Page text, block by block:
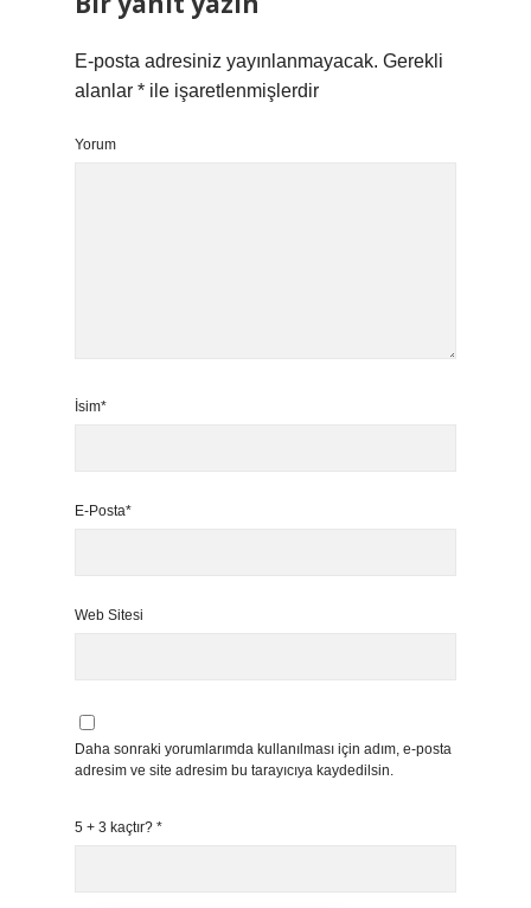
E-posta adresiniz yayınlanmayacak. Gerekli
alanlar * ile işaretlenmişlerdir
Yorum
İsim*
E-Posta*
Web Sitesi
Daha sonraki yorumlarımda kullanılması için adım, e-posta
adresim ve site adresim bu tarayıcıya kaydedilsin.
5 + 3 kaçtır? *